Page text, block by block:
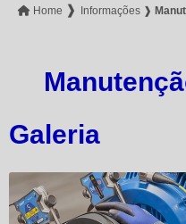
Home ❱ Informações ❱
Galeria